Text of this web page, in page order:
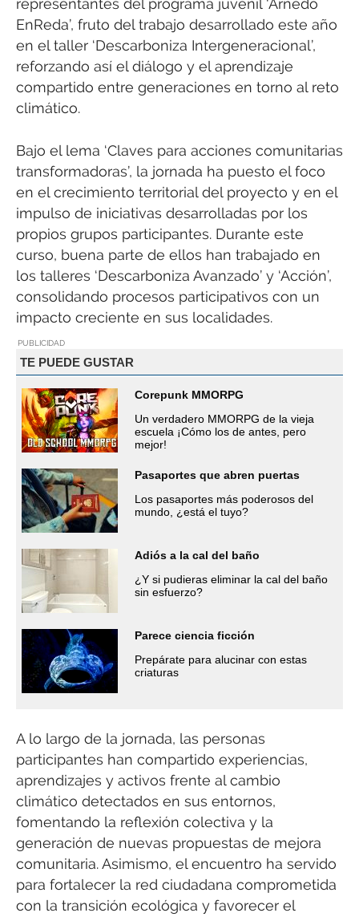
representantes del programa juvenil ‘Arnedo
EnReda’, fruto del trabajo desarrollado este año
en el taller ‘Descarboniza Intergeneracional’,
reforzando así el diálogo y el aprendizaje
compartido entre generaciones en torno al reto
climático.
Bajo el lema ‘Claves para acciones comunitarias
transformadoras’, la jornada ha puesto el foco
en el crecimiento territorial del proyecto y en el
impulso de iniciativas desarrolladas por los
propios grupos participantes. Durante este
curso, buena parte de ellos han trabajado en
los talleres ‘Descarboniza Avanzado’ y ‘Acción’,
consolidando procesos participativos con un
impacto creciente en sus localidades.
PUBLICIDAD
TE PUEDE GUSTAR
Corepunk MMORPG
Un verdadero MMORPG de la vieja
escuela ¡Cómo los de antes, pero
mejor!
Pasaportes que abren puertas
Los pasaportes más poderosos del
mundo, ¿está el tuyo?
Adiós a la cal del baño
¿Y si pudieras eliminar la cal del baño
sin esfuerzo?
Parece ciencia ficción
Prepárate para alucinar con estas
criaturas
A lo largo de la jornada, las personas
participantes han compartido experiencias,
aprendizajes y activos frente al cambio
climático detectados en sus entornos,
fomentando la reflexión colectiva y la
generación de nuevas propuestas de mejora
comunitaria. Asimismo, el encuentro ha servido
para fortalecer la red ciudadana comprometida
con la transición ecológica y favorecer el